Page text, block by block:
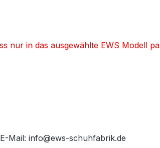
nur in das ausgewählte EWS Modell
Mail: info@ews-schuhfabrik.de